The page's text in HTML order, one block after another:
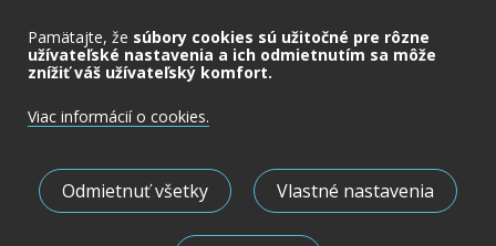
Pamätajte, že súbory cookies sú užitočné pre rôzne
užívateľské nastavenia a ich odmietnutím sa môže
znížiť váš užívateľský komfort.
Viac informácií o cookies.
Odmietnuť všetky Vlastné nastavenia
Nastavenia cookies
Obchodné podmienky